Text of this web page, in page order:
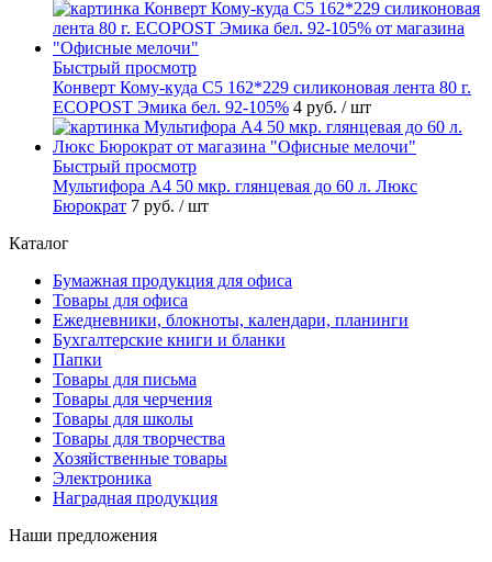
Быстрый просмотр
Конверт Кому-куда С5 162*229 силиконовая лента 80 г.
ECOPOST Эмика бел. 92-105% 4 руб. / шт
Быстрый просмотр
Мультифора А4 50 мкр. глянцевая до 60 л. Люкс
Бюрократ 7 руб. / шт
Каталог
Бумажная продукция для офиса
Товары для офиса
Ежедневники, блокноты, календари, планинги
Бухгалтерские книги и бланки
Папки
Товары для письма
Товары для черчения
Товары для школы
Товары для творчества
Хозяйственные товары
Электроника
Наградная продукция
Наши предложения